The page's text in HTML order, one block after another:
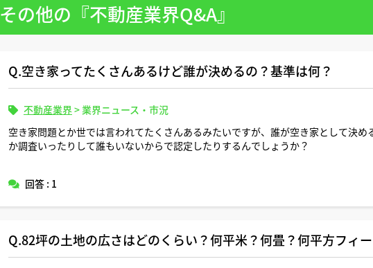
その他の『不動産業界Q&A』
Q.空き家ってたくさんあるけど誰が決めるの？基準は何？
不動産業界> 業界ニュース・市況
空き家問題とか世では言われてたくさんあるみたいですが、誰が空き家として決め
か調査いったりして誰もいないからで認定したりするんでしょうか？
回答 : 1
Q.82坪の土地の広さはどのくらい？何平米？何畳？何平方フィ